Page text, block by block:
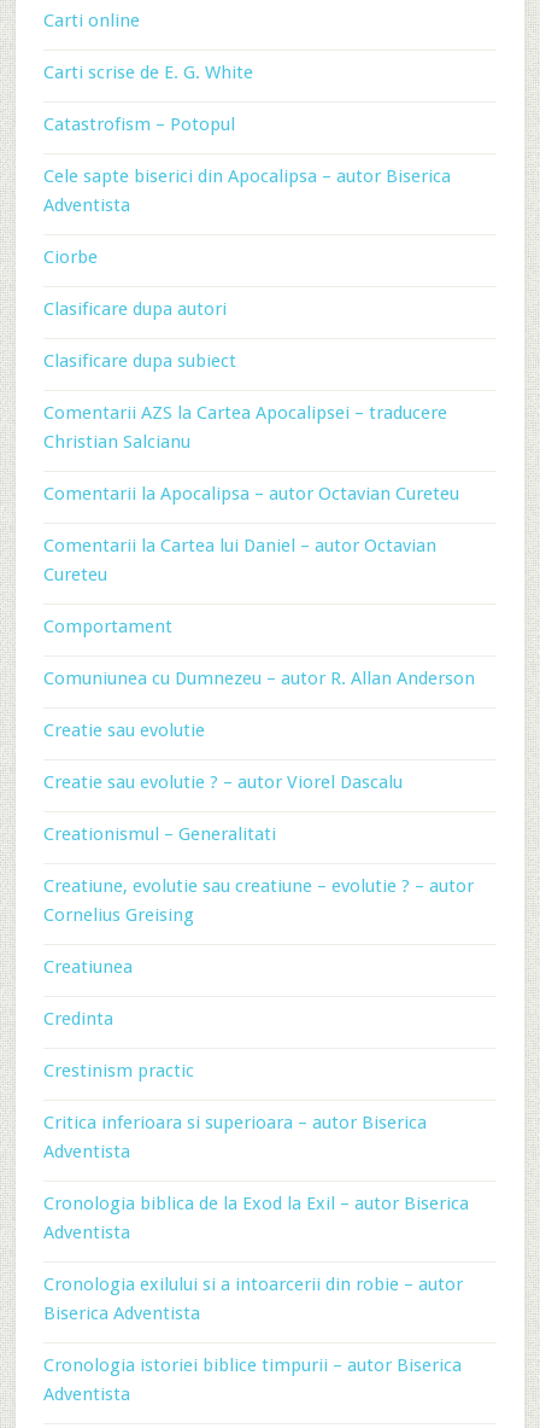
Carti online
Carti scrise de E. G. White
Catastrofism – Potopul
Cele sapte biserici din Apocalipsa – autor Biserica
Adventista
Ciorbe
Clasificare dupa autori
Clasificare dupa subiect
Comentarii AZS la Cartea Apocalipsei – traducere
Christian Salcianu
Comentarii la Apocalipsa – autor Octavian Cureteu
Comentarii la Cartea lui Daniel – autor Octavian
Cureteu
Comportament
Comuniunea cu Dumnezeu – autor R. Allan Anderson
Creatie sau evolutie
Creatie sau evolutie ? – autor Viorel Dascalu
Creationismul – Generalitati
Creatiune, evolutie sau creatiune – evolutie ? – autor
Cornelius Greising
Creatiunea
Credinta
Crestinism practic
Critica inferioara si superioara – autor Biserica
Adventista
Cronologia biblica de la Exod la Exil – autor Biserica
Adventista
Cronologia exilului si a intoarcerii din robie – autor
Biserica Adventista
Cronologia istoriei biblice timpurii – autor Biserica
Adventista